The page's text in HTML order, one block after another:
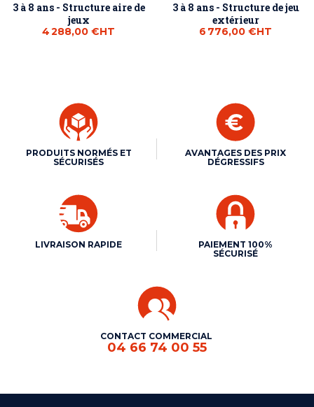
3 à 8 ans - Structure aire de
jeux
4 288,00 €HT
3 à 8 ans - Structure de jeu
extérieur
6 776,00 €HT
PRODUITS NORMÉS ET
SÉCURISÉS
AVANTAGES DES PRIX
DÉGRESSIFS
LIVRAISON RAPIDE
PAIEMENT 100%
SÉCURISÉ
CONTACT COMMERCIAL
04 66 74 00 55